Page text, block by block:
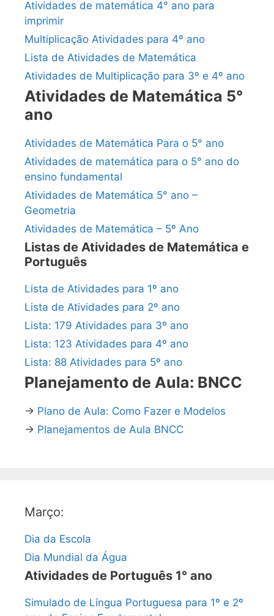
Atividades de matemática 4° ano para
imprimir
Multiplicação Atividades para 4º ano
Lista de Atividades de Matemática
Atividades de Multiplicação para 3º e 4º ano
Atividades de Matemática 5°
ano
Atividades de Matemática Para o 5° ano
Atividades de matemática para o 5° ano do
ensino fundamental
Atividades de Matemática 5° ano –
Geometria
Atividades de Matemática – 5º Ano
Listas de Atividades de Matemática e
Português
Lista de Atividades para 1º ano
Lista de Atividades para 2º ano
Lista: 179 Atividades para 3º ano
Lista: 123 Atividades para 4º ano
Lista: 88 Atividades para 5º ano
Planejamento de Aula: BNCC
→ Plano de Aula: Como Fazer e Modelos
→ Planejamentos de Aula BNCC
Março:
Dia da Escola
Dia Mundial da Água
Atividades de Português 1° ano
Simulado de Língua Portuguesa para 1º e 2º